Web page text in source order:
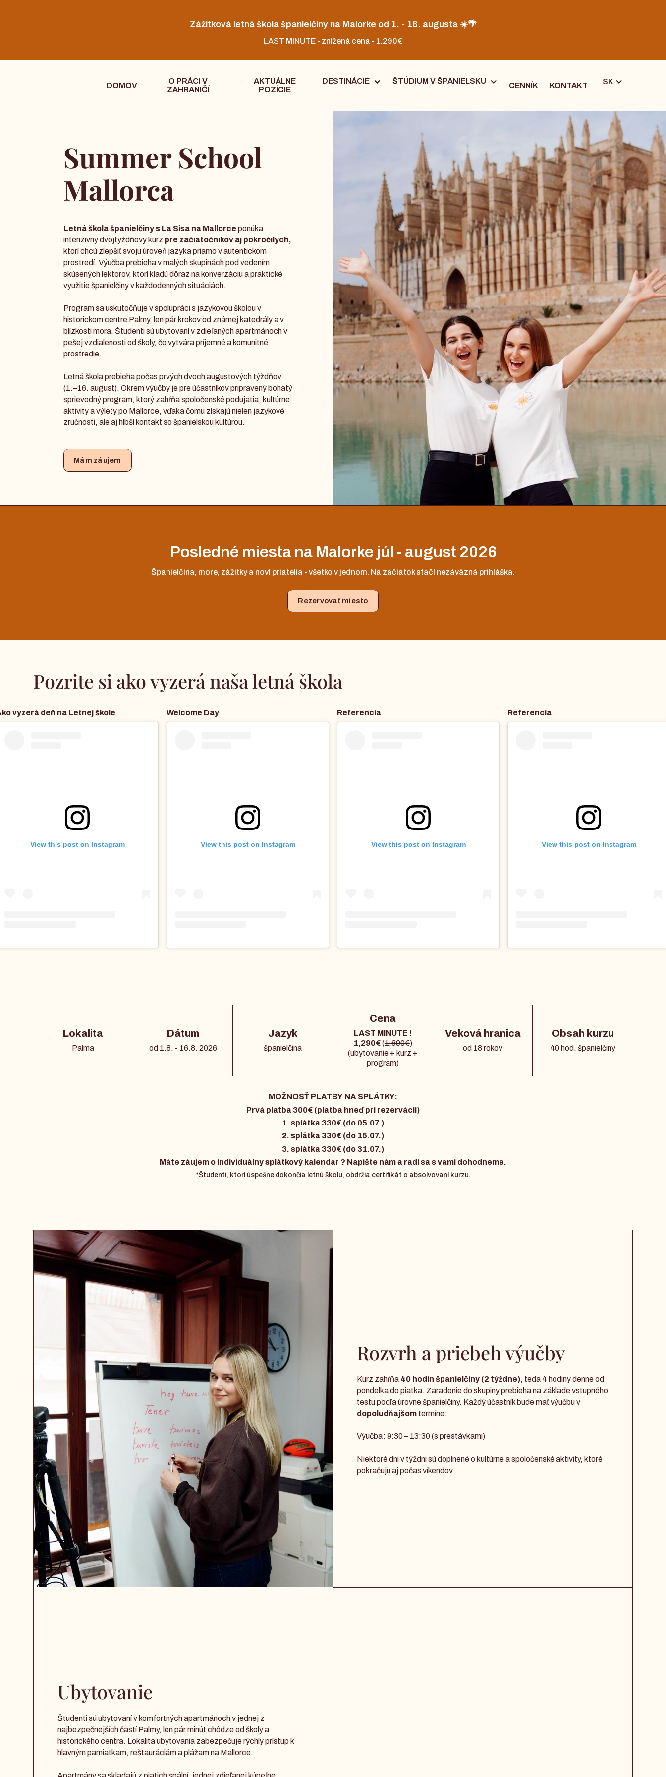
Zážitková letná škola španielčiny na Malorke od 1. - 16. augusta ☀️🌴
LAST MINUTE - znížená cena - 1.290€
DOMOV
O PRÁCI V
ZAHRANIČÍ
AKTUÁLNE
POZÍCIE
DESTINÁCIE ŠTÚDIUM V ŠPANIELSKU CENNÍK KONTAKT SK
Summer School
Mallorca
Letná škola španielčiny s La Sisa na Mallorce ponúka
intenzívny dvojtýždňový kurz pre začiatočníkov aj pokročilých,
ktorí chcú zlepšiť svoju úroveň jazyka priamo v autentickom
prostredí. Výučba prebieha v malých skupinách pod vedením
skúsených lektorov, ktorí kladú dôraz na konverzáciu a praktické
využitie španielčiny v každodenných situáciách.
Program sa uskutočňuje v spolupráci s jazykovou školou v
historickom centre Palmy, len pár krokov od známej katedrály a v
blízkosti mora. Študenti sú ubytovaní v zdieľaných apartmánoch v
pešej vzdialenosti od školy, čo vytvára príjemné a komunitné
prostredie.
Letná škola prebieha počas prvých dvoch augustových týždňov
(1.–16. august). Okrem výučby je pre účastníkov pripravený bohatý
sprievodný program, ktorý zahŕňa spoločenské podujatia, kultúrne
aktivity a výlety po Mallorce, vďaka čomu získajú nielen jazykové
zručnosti, ale aj hlbší kontakt so španielskou kultúrou.
Mám záujem
Posledné miesta na Malorke júl - august 2026
Španielčina, more, zážitky a noví priatelia - všetko v jednom. Na začiatok stačí nezáväzná prihláška.
Rezervovať miesto
Pozrite si ako vyzerá naša letná škola
vyzerá deň na Letnej škole
View this post on Instagram
Welcome Day
View this post on Instagram
Referencia
View this post on Instagram
Referencia
View this post on Instagram
Lokalita
Palma
Dátum
od 1.8. - 16.8. 2026
Jazyk
španielčina
Cena
LAST MINUTE !
1,290€(1,690€)
(ubytovanie + kurz +
program)
Veková hranica
od 18 rokov
Obsah kurzu
40 hod. španielčiny
MOŽNOSŤ PLATBY NA SPLÁTKY:
Prvá platba 300€ (platba hneď pri rezervácii)
1. splátka 330€ (do 05.07.)
2. splátka 330€ (do 15.07.)
3. splátka 330€ (do 31.07.)
Máte záujem o individuálny splátkový kalendár ? Napíšte nám a radi sa s vami dohodneme.
*Študenti, ktorí úspešne dokončia letnú školu, obdržia certifikát o absolvovaní kurzu.
Rozvrh a priebeh výučby
Kurz zahŕňa 40 hodín španielčiny (2 týždne), teda 4 hodiny denne od
pondelka do piatka. Zaradenie do skupiny prebieha na základe vstupného
testu podľa úrovne španielčiny. Každý účastník bude mať výučbu v
dopoludňajšom termíne:
Výučba: 9:30 – 13:30 (s prestávkami)
Niektoré dni v týždni sú doplnené o kultúrne a spoločenské aktivity, ktoré
pokračujú aj počas víkendov.
Ubytovanie
Študenti sú ubytovaní v komfortných apartmánoch v jednej z
najbezpečnejších častí Palmy, len pár minút chôdze od školy a
historického centra. Lokalita ubytovania zabezpečuje rýchly prístup k
hlavným pamiatkam, reštauráciám a plážam na Mallorce.